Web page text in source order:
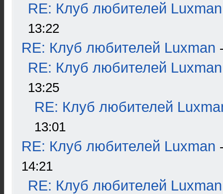
RE: Клуб любителей Luxman
13:22
RE: Клуб любителей Luxman
RE: Клуб любителей Luxman
13:25
RE: Клуб любителей
13:01
RE: Клуб любителей Luxman
14:21
RE: Клуб любителей Luxman